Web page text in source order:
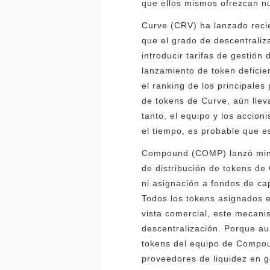
que ellos mismos ofrezcan
Curve (CRV) ha lanzado
que el grado de
introducir tarifas de gestión
lanzamiento de token
el ranking de los principales
de tokens de Curve, aún
tanto, el equipo y los
el tiempo, es probable que
Compound (COMP) lanzó
de distribución de tokens de
ni asignación a fondos de
Todos los tokens asignados
vista comercial, este
descentralización. Porque
tokens del equipo de
proveedores de liquidez en